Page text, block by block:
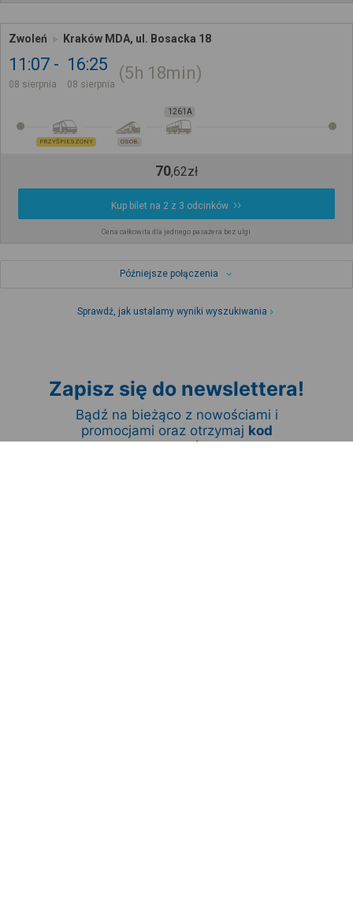
Zwoleń Kraków MDA, ul. Bosacka 18
11:07
08 sierpnia
16:25
08 sierpnia
5h 18min
PRZYŚPIESZONY OSOB.
1261A
70,62zł
Kup bilet na 2 z 3 odcinków
Cena całkowita dla jednego pasażera bez ulgi
Późniejsze połączenia
Sprawdź, jak ustalamy wyniki wyszukiwania
Zapisz się do newslettera!
Bądź na bieżąco z nowościami i
promocjami oraz otrzymaj kod
promocyjny